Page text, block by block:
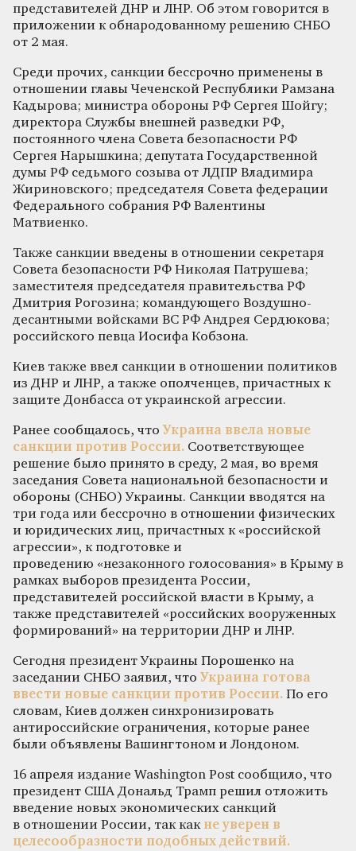
представителей ДНР и ЛНР. Об этом говорится в
приложении к обнародованному решению СНБО
от 2 мая.
Среди прочих, санкции бессрочно применены в
отношении главы Чеченской Республики Рамзана
Кадырова; министра обороны РФ Сергея Шойгу;
директора Службы внешней разведки РФ,
постоянного члена Совета безопасности РФ
Сергея Нарышкина; депутата Государственной
думы РФ седьмого созыва от ЛДПР Владимира
Жириновского; председателя Совета федерации
Федерального собрания РФ Валентины
Матвиенко.
Также санкции введены в отношении секретаря
Совета безопасности РФ Николая Патрушева;
заместителя председателя правительства РФ
Дмитрия Рогозина; командующего Воздушно-
десантными войсками ВС РФ Андрея Сердюкова;
российского певца Иосифа Кобзона.
Киев также ввел санкции в отношении политиков
из ДНР и ЛНР, а также ополченцев, причастных к
защите Донбасса от украинской агрессии.
Ранее сообщалось, что Украина ввела новые
санкции против России. Соответствующее
решение было принято в среду, 2 мая, во время
заседания Совета национальной безопасности и
обороны (СНБО) Украины. Санкции вводятся на
три года или бессрочно в отношении физических
и юридических лиц, причастных к «российской
агрессии», к подготовке и
проведению «незаконного голосования» в Крыму в
рамках выборов президента России,
представителей российской власти в Крыму, а
также представителей «российских вооруженных
формирований» на территории ДНР и ЛНР.
Сегодня президент Украины Порошенко на
заседании СНБО заявил, что Украина готова
ввести новые санкции против России. По его
словам, Киев должен синхронизировать
антироссийские ограничения, которые ранее
были объявлены Вашингтоном и Лондоном.
16 апреля издание Washington Post сообщило, что
президент США Дональд Трамп решил отложить
введение новых экономических санкций
в отношении России, так как не уверен в
целесообразности подобных действий.